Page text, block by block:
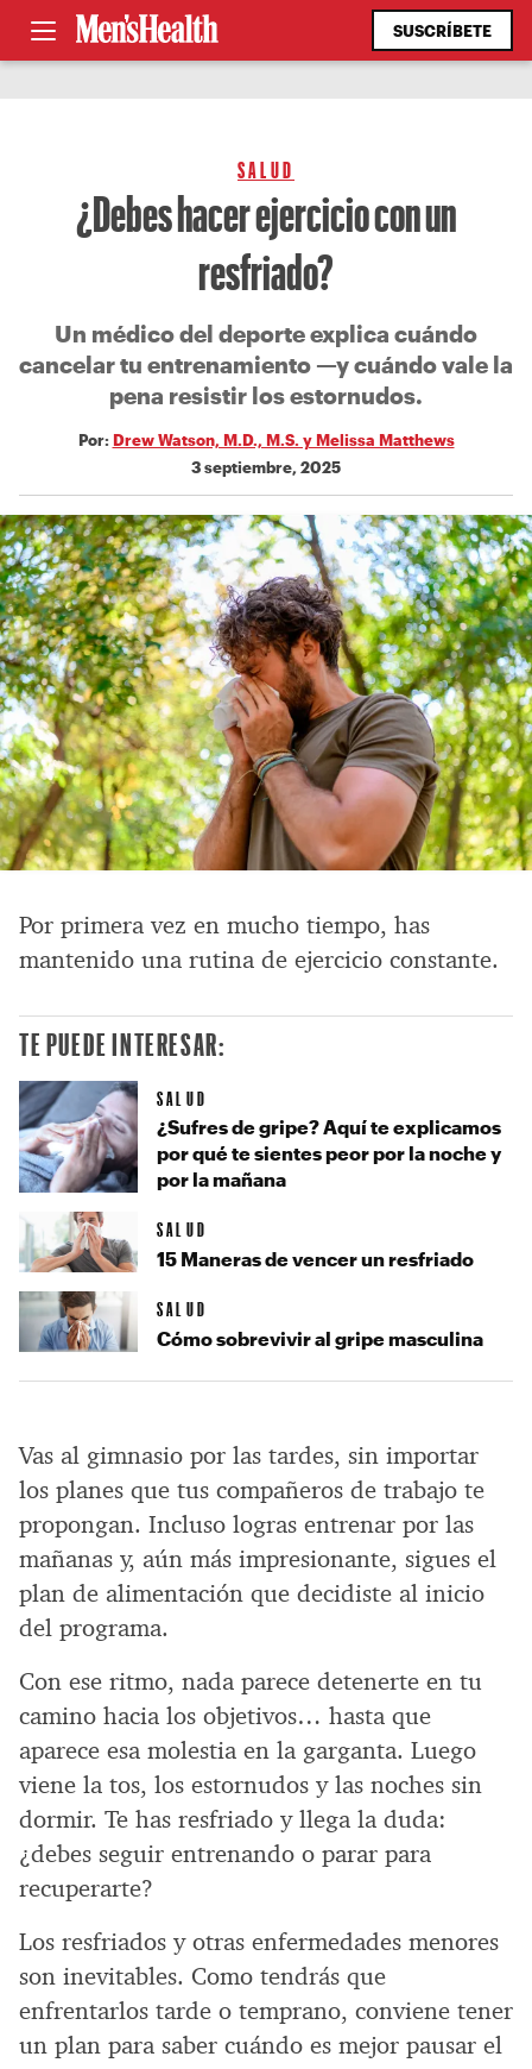
SUSCRÍBETE
SALUD
¿Debes hacer ejercicio con un
resfriado?
Un médico del deporte explica cuándo
cancelar tu entrenamiento —y cuándo vale la
pena resistir los estornudos.
Por: Drew Watson, M.D., M.S. y Melissa Matthews
3 septiembre, 2025
Por primera vez en mucho tiempo, has
mantenido una rutina de ejercicio constante.
Vas al gimnasio por las tardes, sin importar
los planes que tus compañeros de trabajo te
propongan. Incluso logras entrenar por las
mañanas y, aún más impresionante, sigues el
plan de alimentación que decidiste al inicio
del programa.
Con ese ritmo, nada parece detenerte en tu
camino hacia los objetivos… hasta que
aparece esa molestia en la garganta. Luego
viene la tos, los estornudos y las noches sin
dormir. Te has resfriado y llega la duda:
¿debes seguir entrenando o parar para
recuperarte?
Los resfriados y otras enfermedades menores
son inevitables. Como tendrás que
enfrentarlos tarde o temprano, conviene tener
un plan para saber cuándo es mejor pausar el
TE PUEDE INTERESAR:
SALUD
¿Sufres de gripe? Aquí te explicamos
por qué te sientes peor por la noche y
por la mañana
SALUD
15 Maneras de vencer un resfriado
SALUD
Cómo sobrevivir al gripe masculina